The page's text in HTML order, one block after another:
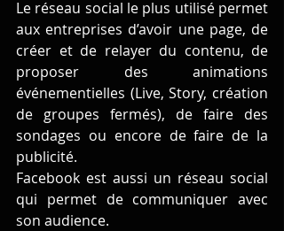
Le réseau social le plus utilisé permet
aux entreprises d’avoir une page, de
créer et de relayer du contenu, de
proposer des animations
événementielles (Live, Story, création
de groupes fermés), de faire des
sondages ou encore de faire de la
publicité.
Facebook est aussi un réseau social
qui permet de communiquer avec
son audience.